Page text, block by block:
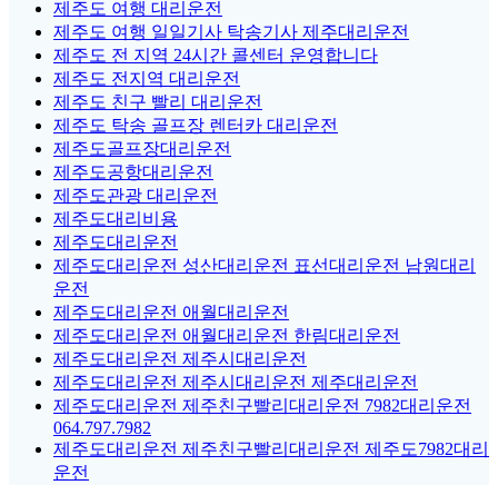
제주도 여행 대리운전
제주도 여행 일일기사 탁송기사 제주대리운전
제주도 전 지역 24시간 콜센터 운영합니다
제주도 전지역 대리운전
제주도 친구 빨리 대리운전
제주도 탁송 골프장 렌터카 대리운전
제주도골프장대리운전
제주도공항대리운전
제주도관광 대리운전
제주도대리비용
제주도대리운전
제주도대리운전 성산대리운전 표선대리운전 남원대리
운전
제주도대리운전 애월대리운전
제주도대리운전 애월대리운전 한림대리운전
제주도대리운전 제주시대리운전
제주도대리운전 제주시대리운전 제주대리운전
제주도대리운전 제주친구빨리대리운전 7982대리운전
064.797.7982
제주도대리운전 제주친구빨리대리운전 제주도7982대리
운전